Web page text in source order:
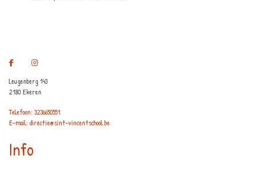
Leugenberg 143
2180 Ekeren
Telefoon: 3236650551
E-mail: directie@sint-vincentschool.be
Info